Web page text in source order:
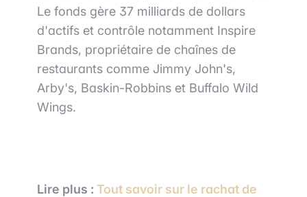
Le fonds gère 37 milliards de dollars
d'actifs et contrôle notamment Inspire
Brands, propriétaire de chaînes de
restaurants comme Jimmy John's,
Arby's, Baskin-Robbins et Buffalo Wild
Wings.
Lire plus : Tout savoir sur le rachat de